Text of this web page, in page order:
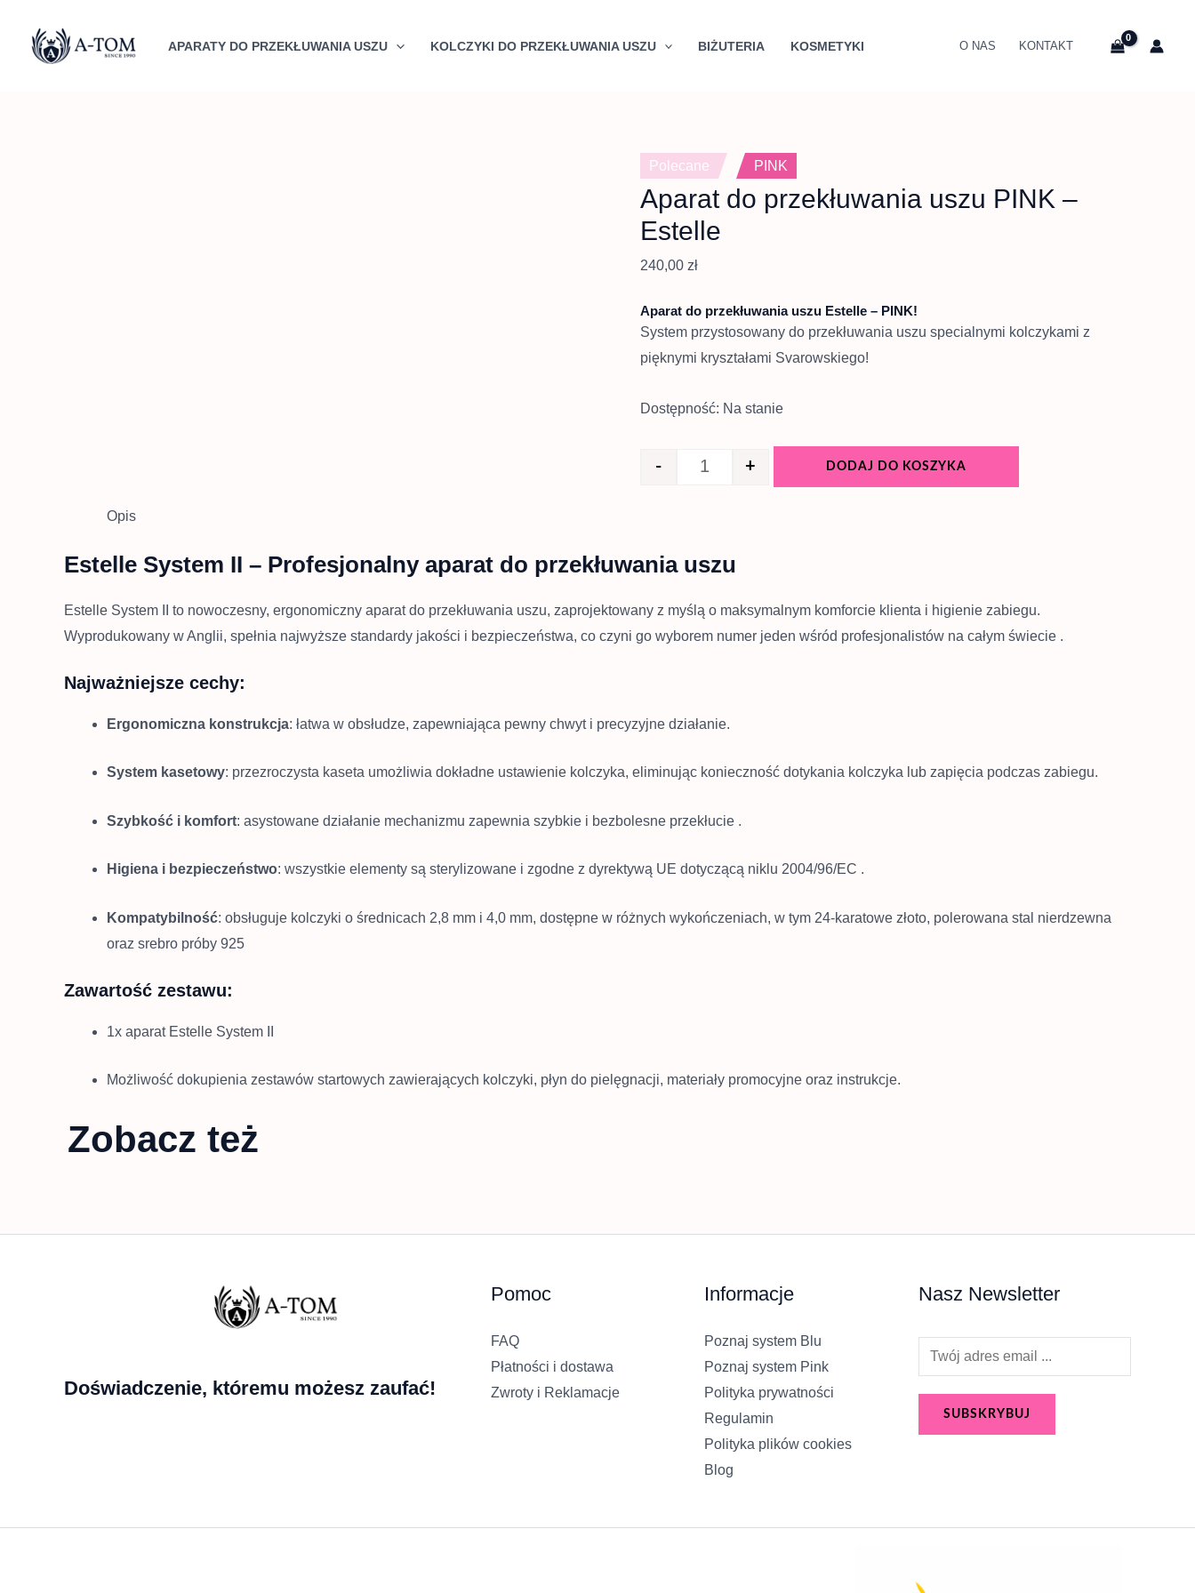
APARATY DO PRZEKŁUWANIA USZU KOLCZYKI DO PRZEKŁUWANIA USZU BIŻUTERIA KOSMETYKI O NAS KONTAKT
Polecane PINK
Aparat do przekłuwania uszu PINK –
Estelle
240,00 zł
Aparat do przekłuwania uszu Estelle – PINK!
System przystosowany do przekłuwania uszu specialnymi kolczykami z
pięknymi kryształami Svarowskiego!
Dostępność: Na stanie
- + DODAJ DO KOSZYKA
Opis
Estelle System II – Profesjonalny aparat do przekłuwania uszu
Estelle System II to nowoczesny, ergonomiczny aparat do przekłuwania uszu, zaprojektowany z myślą o maksymalnym komforcie klienta i higienie zabiegu.
Wyprodukowany w Anglii, spełnia najwyższe standardy jakości i bezpieczeństwa, co czyni go wyborem numer jeden wśród profesjonalistów na całym świecie .
Najważniejsze cechy:
Ergonomiczna konstrukcja: łatwa w obsłudze, zapewniająca pewny chwyt i precyzyjne działanie.
System kasetowy: przezroczysta kaseta umożliwia dokładne ustawienie kolczyka, eliminując konieczność dotykania kolczyka lub zapięcia podczas zabiegu.
Szybkość i komfort: asystowane działanie mechanizmu zapewnia szybkie i bezbolesne przekłucie .
Higiena i bezpieczeństwo: wszystkie elementy są sterylizowane i zgodne z dyrektywą UE dotyczącą niklu 2004/96/EC .
Kompatybilność: obsługuje kolczyki o średnicach 2,8 mm i 4,0 mm, dostępne w różnych wykończeniach, w tym 24-karatowe złoto, polerowana stal nierdzewna
oraz srebro próby 925
Zawartość zestawu:
1x aparat Estelle System II
Możliwość dokupienia zestawów startowych zawierających kolczyki, płyn do pielęgnacji, materiały promocyjne oraz instrukcje.
Zobacz też
Doświadczenie, któremu możesz zaufać!
Pomoc
FAQ
Płatności i dostawa
Zwroty i Reklamacje
Informacje
Poznaj system Blu
Poznaj system Pink
Polityka prywatności
Regulamin
Polityka plików cookies
Blog
Nasz Newsletter
m
SUBSKRYBUJ